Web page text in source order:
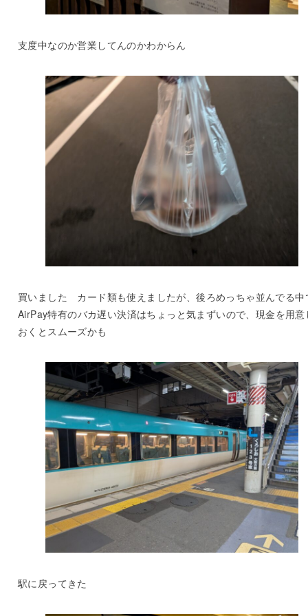
支度中なのか営業してんのかわからん
買いました カード類も使えましたが、後ろめっちゃ並んでる中
AirPay特有のバカ遅い決済はちょっと気まずいので、現金を用意
おくとスムーズかも
駅に戻ってきた